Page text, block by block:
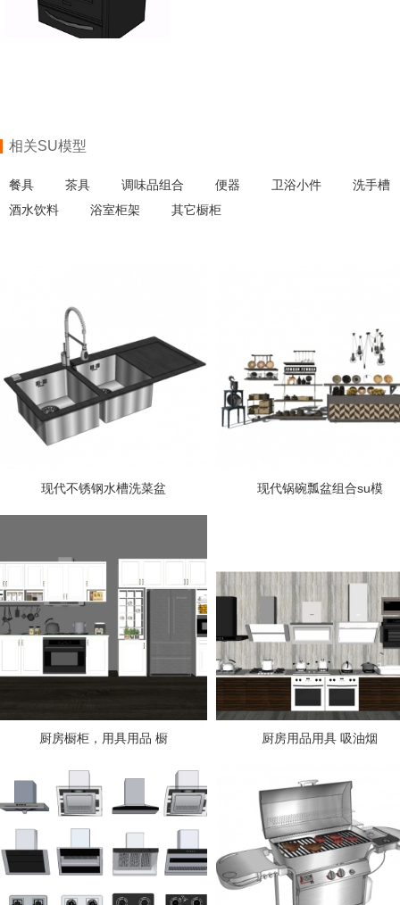
相关SU模型
餐具 茶具 调味品组合 便器 卫浴小件
洗手槽
酒水饮料
浴室柜架 其它橱柜
现代不锈钢水槽洗菜盆 现代锅碗瓢盆组合su模
厨房橱柜，用具用品 橱 厨房用品用具 吸油烟